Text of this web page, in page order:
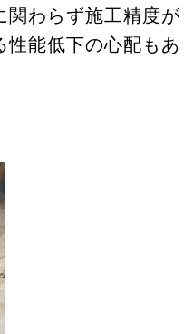
関わらず施工精度が
性能低下の心配もあ